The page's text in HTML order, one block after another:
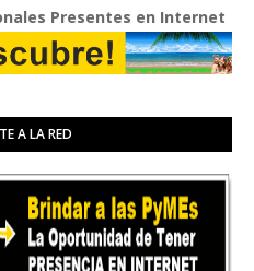
en Internet
A LA RED